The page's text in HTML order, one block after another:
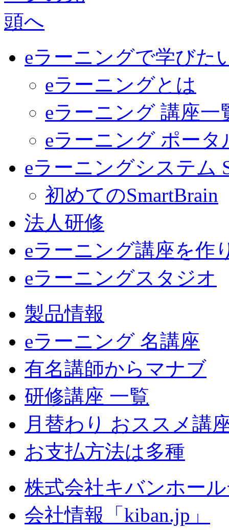
eラーニングで学びた
eラーニングとは
eラーニング 講座一
eラーニング ポータ
eラーニングシステム
初めてのSmartBrain
法人研修
eラーニング講座を作
eラーニングスタジオ
製品情報
eラーニング 名講座
有名講師からマナブ
研修講座 一覧
月替わり おススメ講
お支払方法は多種
株式会社キバンホー
会社情報「kiban.jp」